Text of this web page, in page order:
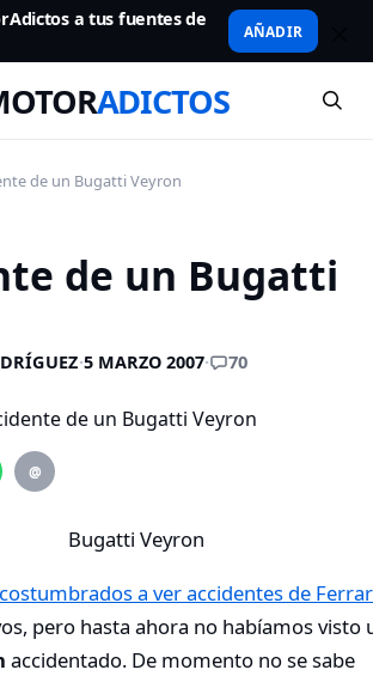
a tus fuentes de
AÑADIR
ADICTOS
de un Bugatti Veyron
de un Bugatti
·5 MARZO 2007· 70
@
a ver accidentes de
pero hasta ahora no habíamos visto
accidentado. De momento no se sabe